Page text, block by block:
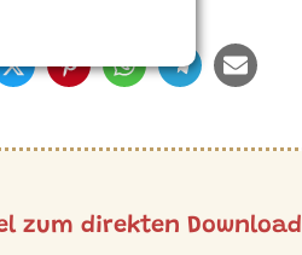
zum direkten Download